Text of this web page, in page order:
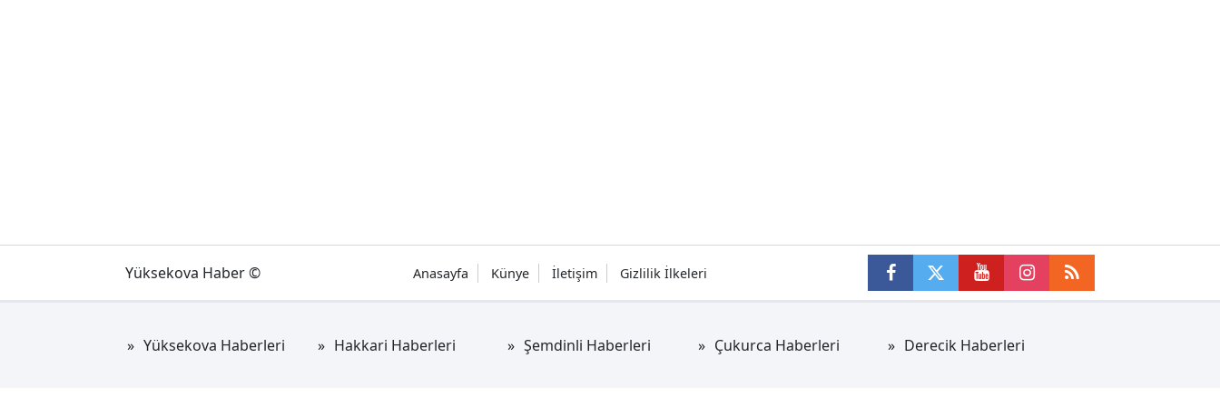
Yüksekova Haber © Anasayfa Künye İletişim Gizlilik İlkeleri
Yüksekova Haberleri Hakkari Haberleri Şemdinli Haberleri Çukurca Haberleri Derecik Haberleri